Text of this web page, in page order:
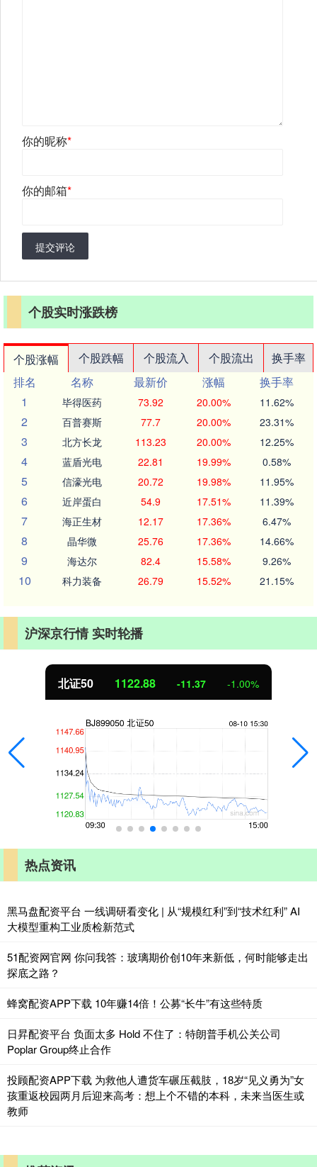
你的昵称*
你的邮箱*
提交评论
个股实时涨跌榜
个股涨幅 个股跌幅 个股流入 个股流出
换手率
排名
名称 最新价 涨幅
换手率
1
毕得医药 73.92 20.00% 11.62%
2 百普赛斯 77.7 20.00% 23.31%
3 北方长龙 113.23 20.00% 12.25%
4 蓝盾光电 22.81 19.99% 0.58%
5 信濠光电 20.72 19.98% 11.95%
6 近岸蛋白 54.9 17.51% 11.39%
7 海正生材 12.17 17.36% 6.47%
8 晶华微 25.76 17.36% 14.66%
9 海达尔 82.4 15.58% 9.26%
10 科力装备 26.79 15.52% 21.15%
沪深京行情 实时轮播
北证50 1122.88 -11.37 -1.00%
热点资讯
黑马盘配资平台 一线调研看变化 | 从“规模红利”到“技术红利” AI
大模型重构工业质检新范式
51配资网官网 你问我答：玻璃期价创10年来新低，何时能够走出
探底之路？
蜂窝配资APP下载 10年赚14倍！公募“长牛”有这些特质
日昇配资平台 负面太多 Hold 不住了：特朗普手机公关公司
Poplar Group终止合作
投顾配资APP下载 为救他人遭货车碾压截肢，18岁“见义勇为”女
孩重返校园两月后迎来高考：想上个不错的本科，未来当医生或
教师